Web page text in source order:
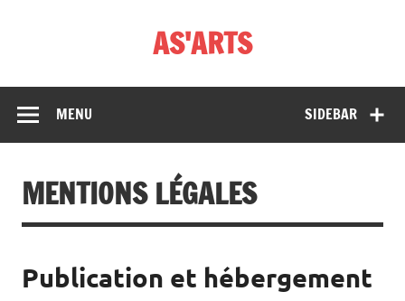
AS'ARTS
SIDEBAR
MENU
MENTIONS LÉGALES
Publication et hébergement